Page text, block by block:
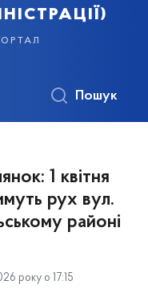
Пошук
1 квітня
рух вул.
районі
року о 17:15